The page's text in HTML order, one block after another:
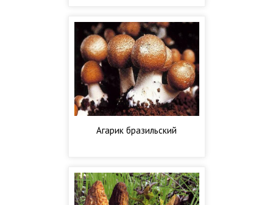
Агарик бразильский